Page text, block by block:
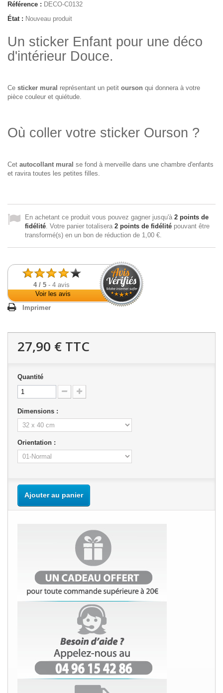
Référence : DECO-C0132
État : Nouveau produit
Un sticker Enfant pour une déco
d'intérieur Douce.
Ce sticker mural représentant un petit ourson qui donnera à votre
pièce couleur et quiétude.
Où coller votre sticker Ourson ?
Cet autocollant mural se fond à merveille dans une chambre d'enfants
et ravira toutes les petites filles.
En achetant ce produit vous pouvez gagner jusqu'à 2 points de
fidélité. Votre panier totalisera 2 points de fidélité pouvant être
transformé(s) en un bon de réduction de 1,00 €.
4 /5 -4avis
Voir les avis
Imprimer
27,90 € TTC
Quantité
Dimensions :
Orientation :
Ajouter au panier